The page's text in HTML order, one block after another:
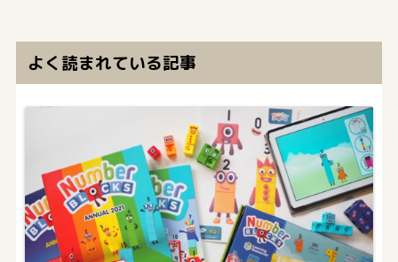
よく読まれている記事